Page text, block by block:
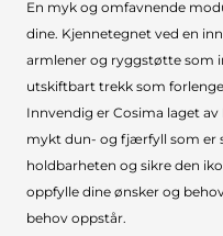
En myk og omfavnende
dine. Kjennetegnet ved en
armlener og ryggstøtte som
utskiftbart trekk som
Innvendig er Cosima laget
mykt dun- og fjærfyll som er
holdbarheten og sikre den
oppfylle dine ønsker og
behov oppstår.